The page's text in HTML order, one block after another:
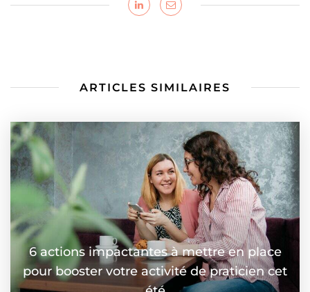
ARTICLES SIMILAIRES
6 actions impactantes à mettre en place
pour booster votre activité de praticien cet